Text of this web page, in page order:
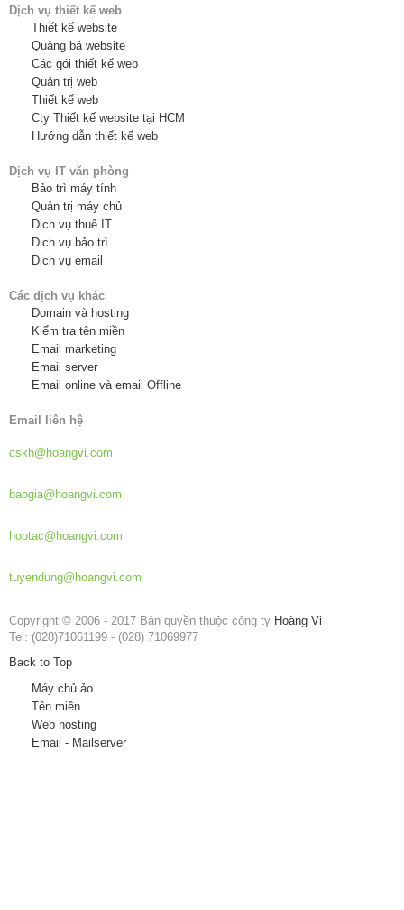
Dịch vụ thiết kế web
Thiết kế website
Quảng bá website
Các gói thiết kế web
Quản trị web
Thiết kế web
Cty Thiết kế website tại HCM
Hướng dẫn thiết kế web
Dịch vụ IT văn phòng
Bảo trì máy tính
Quản trị máy chủ
Dịch vụ thuê IT
Dịch vụ bảo trì
Dịch vụ email
Các dịch vụ khác
Domain và hosting
Kiểm tra tên miền
Email marketing
Email server
Email online và email Offline
Email liên hệ
cskh@hoangvi.com
baogia@hoangvi.com
hoptac@hoangvi.com
tuyendung@hoangvi.com
Copyright © 2006 - 2017 Bản quyền thuộc công ty Hoàng Vi
Tel: (028)71061199 - (028) 71069977
Back to Top
Máy chủ ảo
Tên miền
Web hosting
Email - Mailserver